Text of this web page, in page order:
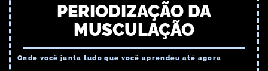
PERIODIZAÇÃO DA
MUSCULAÇÃO
Onde você junta tudo que você aprendeu até agora